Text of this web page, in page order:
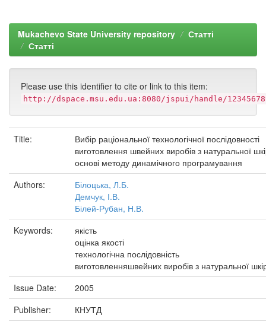
Mukachevo State University repository
Статті
Статті
Please use this identifier to cite or link to this item:
http://dspace.msu.edu.ua:8080/jspui/handle/
Title:
Вибір раціональної технологічної послідовності
виготовлення швейних виробів з натуральної
основі методу динамічного програмування
Authors:
Білоцька, Л.Б.
Демчук, І.В.
Білей-Рубан, Н.В.
Keywords:
якість
оцінка якості
технологічна послідовність
виготовленняшвейних виробів з натуральної
Issue Date:
2005
Publisher:
КНУТД